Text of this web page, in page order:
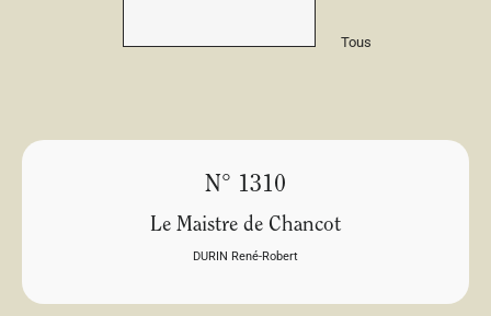
Tous
N° 1310
Le Maistre de Chancot
DURIN René-Robert